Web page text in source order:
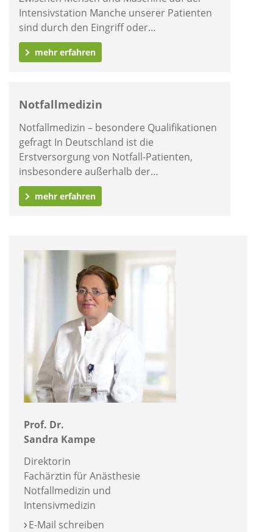
Intensivstation Manche unserer Patienten
sind durch den Eingriff oder…
mehr erfahren
Notfallmedizin
Notfallmedizin – besondere Qualifikationen
gefragt In Deutschland ist die
Erstversorgung von Notfall-Patienten,
insbesondere außerhalb der…
mehr erfahren
Prof. Dr.
Sandra Kampe
Direktorin
Fachärztin für Anästhesie
Notfallmedizin und
Intensivmedizin
E-Mail schreiben